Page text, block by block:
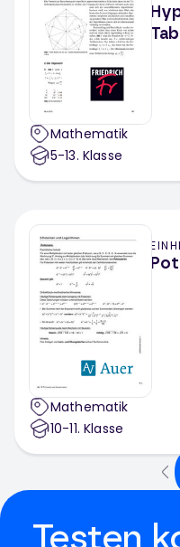
Mathematik
5-13. Klasse
Mathematik
10-11. Klasse
Testen